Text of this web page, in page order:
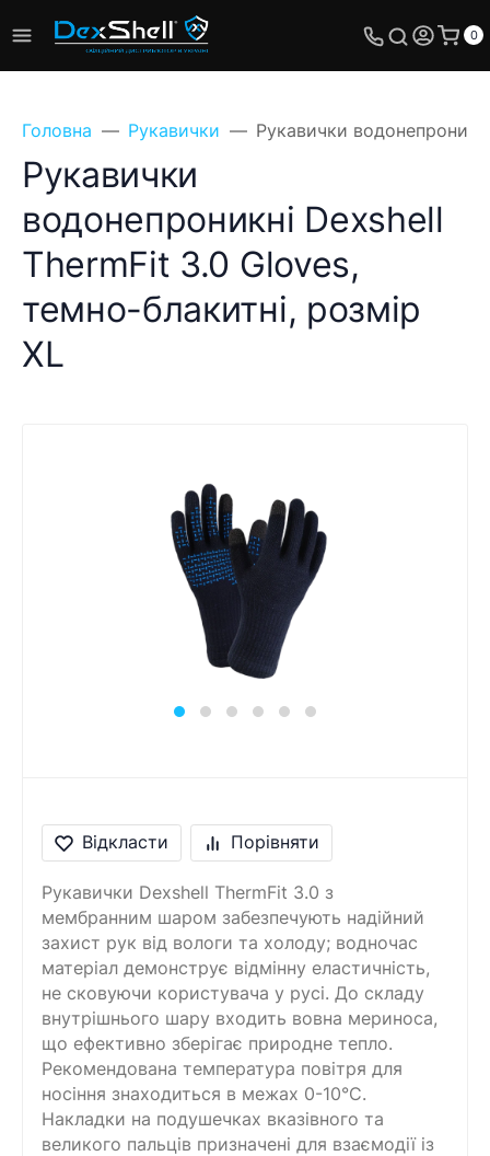
0
Головна Рукавички Рукавички
Рукавички
водонепроникні Dexshell
ThermFit 3.0 Gloves,
темно-блакитні, розмір
XL
Відкласти Порівняти
Рукавички Dexshell ThermFit 3.0 з
мембранним шаром забезпечують надійний
захист рук від вологи та холоду; водночас
матеріал демонструє відмінну еластичність,
не сковуючи користувача у русі. До складу
внутрішнього шару входить вовна мериноса,
що ефективно зберігає природне тепло.
Рекомендована температура повітря для
носіння знаходиться в межах 0-10°C.
Накладки на подушечках вказівного та
великого пальців призначені для взаємодії із